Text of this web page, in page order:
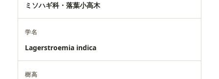
ミソハギ科・落葉小高木
学名
Lagerstroemia indica
樹高